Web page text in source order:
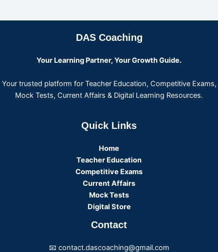
DAS Coaching
Your Learning Partner, Your Growth Guide.
Your trusted platform for Teacher Education, Competitive Exams,
Mock Tests, Current Affairs & Digital Learning Resources.
Quick Links
Home
Teacher Education
Competitive Exams
Current Affairs
Mock Tests
Digital Store
Contact
📧 contact.dascoaching@gmail.com